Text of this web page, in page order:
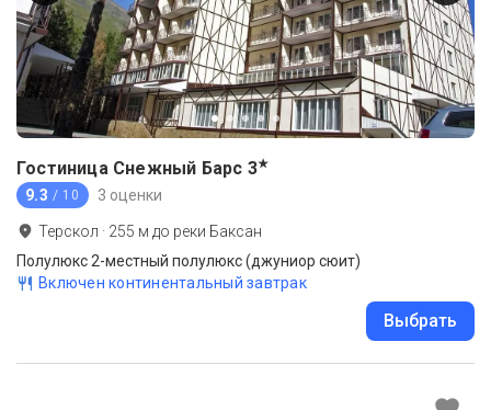
Гостиница Снежный Барс 3★
9.3 / 10 3 оценки
Терскол · 255 м до реки Баксан
Полулюкс 2-местный полулюкс (джуниор сюит)
Включен континентальный завтрак
Выбрать